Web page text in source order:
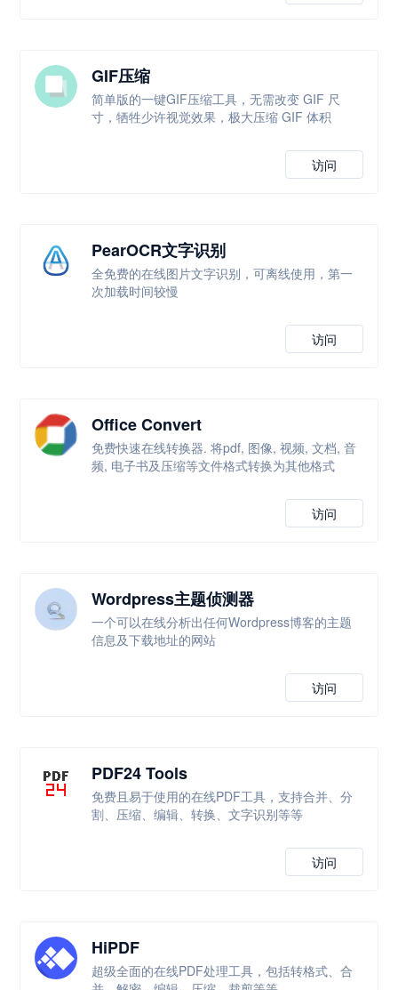
GIF压缩
简单版的一键GIF压缩工具，无需改变 GIF 尺
寸，牺牲少许视觉效果，极大压缩 GIF 体积
访问
PearOCR文字识别
全免费的在线图片文字识别，可离线使用，第一
次加载时间较慢
访问
Office Convert
免费快速在线转换器. 将pdf, 图像, 视频, 文档, 音
频, 电子书及压缩等文件格式转换为其他格式
访问
Wordpress主题侦测器
一个可以在线分析出任何Wordpress博客的主题
信息及下载地址的网站
访问
PDF24 Tools
免费且易于使用的在线PDF工具，支持合并、分
割、压缩、编辑、转换、文字识别等等
访问
HiPDF
超级全面的在线PDF处理工具，包括转格式、合